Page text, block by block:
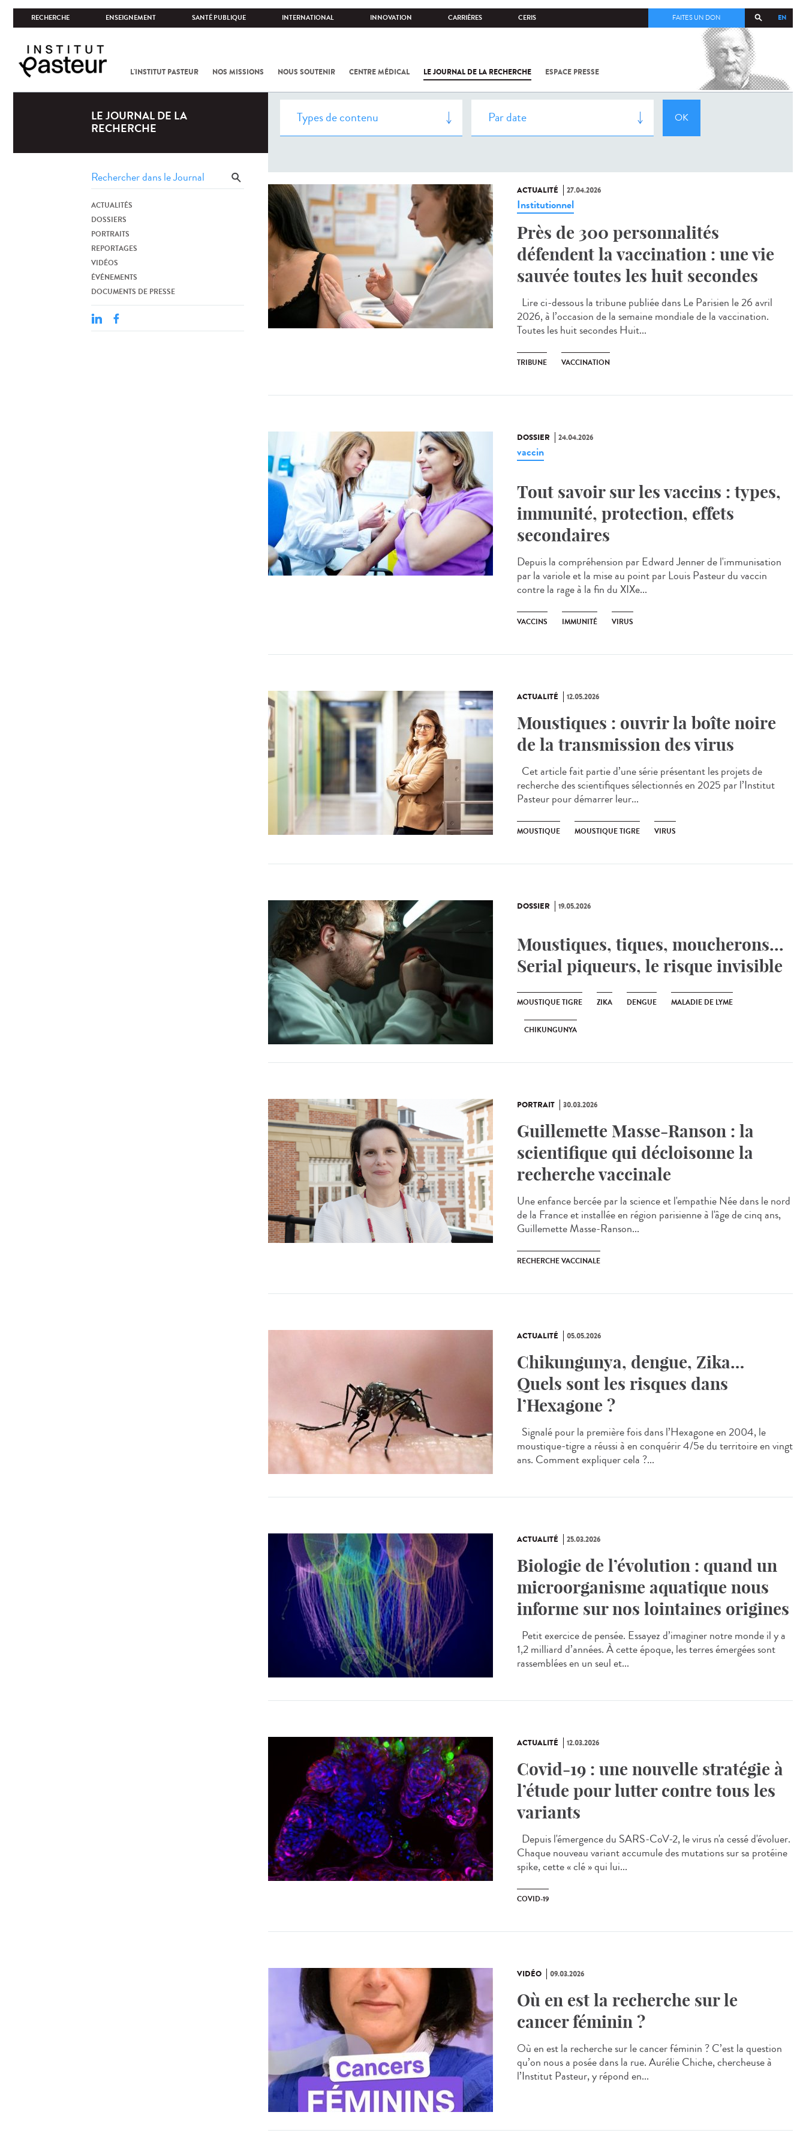
RECHERCHE ENSEIGNEMENT SANTÉ PUBLIQUE INTERNATIONAL INNOVATION CARRIÈRES CERIS EN
FAITES UN DON
L'INSTITUT PASTEUR NOS MISSIONS NOUS SOUTENIR CENTRE MÉDICAL LE JOURNAL DE LA RECHERCHE ESPACE PRESSE
COV-2 /
L'INSTITUT
PASTEUR
LE JOURNAL DE LA
RECHERCHE
ACTUALITÉS
DOSSIERS
PORTRAITS
REPORTAGES
VIDÉOS
ÉVÉNEMENTS
DOCUMENTS DE PRESSE
ACTUALITÉ 27.04.2026
Institutionnel
Près de 300 personnalités
défendent la vaccination : une vie
sauvée toutes les huit secondes
Lire ci-dessous la tribune publiée dans Le Parisien le 26 avril
2026, à l’occasion de la semaine mondiale de la vaccination.
Toutes les huit secondes Huit...
TRIBUNE VACCINATION
DOSSIER 24.04.2026
vaccin
Tout savoir sur les vaccins : types,
immunité, protection, effets
secondaires
Depuis la compréhension par Edward Jenner de l'immunisation
par la variole et la mise au point par Louis Pasteur du vaccin
contre la rage à la fin du XIXe...
VACCINS IMMUNITÉ VIRUS
ACTUALITÉ 12.05.2026
Moustiques : ouvrir la boîte noire
de la transmission des virus
Cet article fait partie d’une série présentant les projets de
recherche des scientifiques sélectionnés en 2025 par l’Institut
Pasteur pour démarrer leur...
MOUSTIQUE MOUSTIQUE TIGRE VIRUS
DOSSIER 19.05.2026
Moustiques, tiques, moucherons...
Serial piqueurs, le risque invisible
MOUSTIQUE TIGRE ZIKA DENGUE MALADIE DE LYME
CHIKUNGUNYA
PORTRAIT 30.03.2026
Guillemette Masse-Ranson : la
scientifique qui décloisonne la
recherche vaccinale
Une enfance bercée par la science et l'empathie Née dans le nord
de la France et installée en région parisienne à l'âge de cinq ans,
Guillemette Masse-Ranson...
RECHERCHE VACCINALE
ACTUALITÉ 05.05.2026
Chikungunya, dengue, Zika…
Quels sont les risques dans
l’Hexagone ?
Signalé pour la première fois dans l’Hexagone en 2004, le
moustique-tigre a réussi à en conquérir 4/5e du territoire en vingt
ans. Comment expliquer cela ?...
ACTUALITÉ 25.03.2026
Biologie de l’évolution : quand un
microorganisme aquatique nous
informe sur nos lointaines origines
Petit exercice de pensée. Essayez d’imaginer notre monde il y a
1,2 milliard d’années. À cette époque, les terres émergées sont
rassemblées en un seul et...
ACTUALITÉ 12.03.2026
Covid-19 : une nouvelle stratégie à
l’étude pour lutter contre tous les
variants
Depuis l'émergence du SARS-CoV-2, le virus n'a cessé d'évoluer.
Chaque nouveau variant accumule des mutations sur sa protéine
spike, cette « clé » qui lui...
COVID-19
VIDÉO 09.03.2026
Où en est la recherche sur le
cancer féminin ?
Où en est la recherche sur le cancer féminin ? C’est la question
qu’on nous a posée dans la rue. Aurélie Chiche, chercheuse à
l’Institut Pasteur, y répond en...